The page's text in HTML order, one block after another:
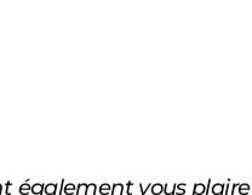
également vous plaire